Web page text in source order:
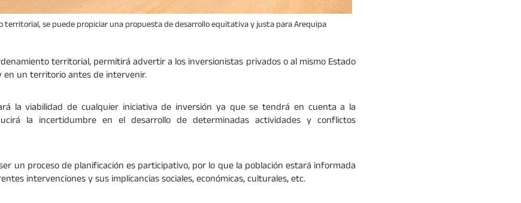
se puede propiciar una propuesta de desarrollo equitativa y justa para Arequipa
territorial, permitirá advertir a los inversionistas privados o al mismo Estado
en un territorio antes de intervenir.
la viabilidad de cualquier iniciativa de inversión ya que se tendrá en cuenta a la
la incertidumbre en el desarrollo de determinadas actividades y conflictos
un proceso de planificación es participativo, por lo que la población estará informada
intervenciones y sus implicancias sociales, económicas, culturales, etc.